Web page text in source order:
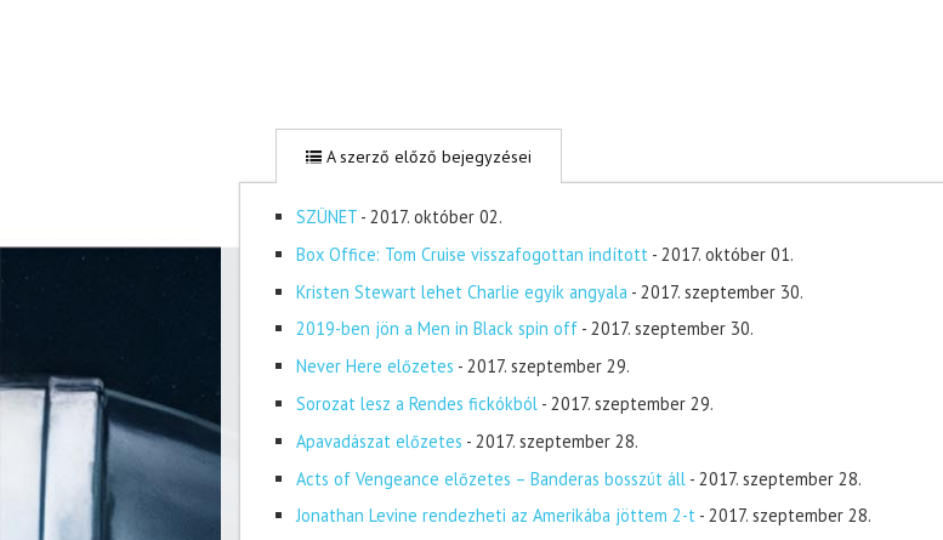
A szerző előző bejegyzései
SZÜNET - 2017. október 02.
Box Office: Tom Cruise visszafogottan indított - 2017. október 01.
Kristen Stewart lehet Charlie egyik angyala - 2017. szeptember 30.
2019-ben jön a Men in Black spin off - 2017. szeptember 30.
Never Here előzetes - 2017. szeptember 29.
Sorozat lesz a Rendes fickókból - 2017. szeptember 29.
Apavadászat előzetes - 2017. szeptember 28.
Acts of Vengeance előzetes – Banderas bosszút áll - 2017. szeptember 28.
Jonathan Levine rendezheti az Amerikába jöttem 2-t - 2017. szeptember 28.